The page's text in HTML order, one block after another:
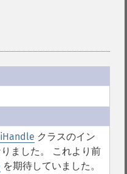
クラスのイン
ました。 これより前
を期待していました。